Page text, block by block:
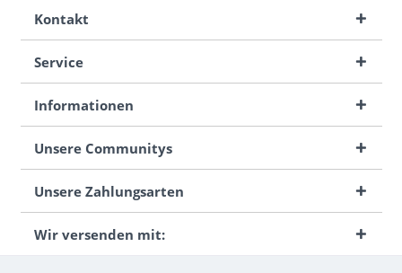
Kontakt
Service
Informationen
Unsere Communitys
Unsere Zahlungsarten
Wir versenden mit: